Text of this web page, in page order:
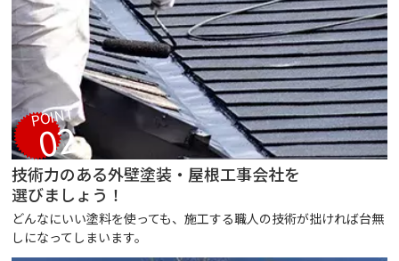
POINT
02
技術力のある外壁塗装・屋根工事会社を
選びましょう！
どんなにいい塗料を使っても、施工する職人の技術が拙ければ台無
しになってしまいます。